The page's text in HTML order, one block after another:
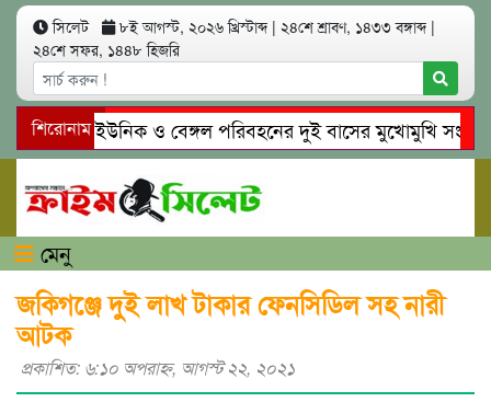
সিলেট ৮ই আগস্ট, ২০২৬ খ্রিস্টাব্দ | ২৪শে শ্রাবণ, ১৪৩৩ বঙ্গাব্দ |
২৪শে সফর, ১৪৪৮ হিজরি
শিরোনাম
সিলেটে ইউনিক ও বেঙ্গল পরিবহনের দুই বাসের মুখোমুখি সং’ঘ’র্ষে
গোয়াইনঘাটে প্রেমের ফাঁদে তরুণী পাচার: মাদকাসক্ত রিমালকে
মেনু
জকিগঞ্জে দুই লাখ টাকার ফেনসিডিল সহ নারী
আটক
প্রকাশিত: ৬:১০ অপরাহ্ণ, আগস্ট ২২, ২০২১